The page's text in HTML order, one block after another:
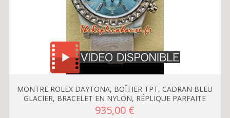
MONTRE ROLEX DAYTONA, BOÎTIER TPT, CADRAN BLEU
GLACIER, BRACELET EN NYLON, RÉPLIQUE PARFAITE
935,00 €